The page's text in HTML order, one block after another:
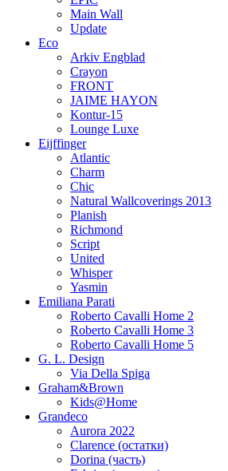
Main Wall
Update
Eco
Arkiv Engblad
Crayon
FRONT
JAIME HAYON
Kontur-15
Lounge Luxe
Eijffinger
Atlantic
Charm
Chic
Natural Wallcoverings 2013
Planish
Richmond
Script
United
Whisper
Yasmin
Emiliana Parati
Roberto Cavalli Home 2
Roberto Cavalli Home 3
Roberto Cavalli Home 5
G. L. Design
Via Della Spiga
Graham&Brown
Kids@Home
Grandeco
Aurora 2022
Clarence (остатки)
Dorina (часть)